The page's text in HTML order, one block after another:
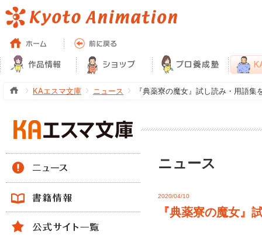
KAエスマ文庫 ニュース 『典薬寮の魔女』試し読み・用語集
ニュース
2020/04/10
『典薬寮の魔女』